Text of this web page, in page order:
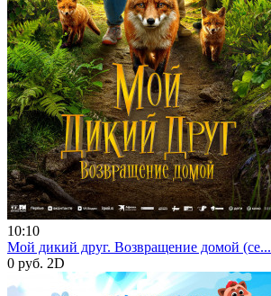
10:10
Мой дикий друг. Возвращение домой (се...
0 руб. 2D